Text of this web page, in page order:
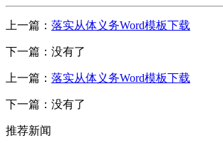
上一篇： 落实从体义务Word模板下载
下一篇：没有了
上一篇： 落实从体义务Word模板下载
下一篇：没有了
推荐新闻